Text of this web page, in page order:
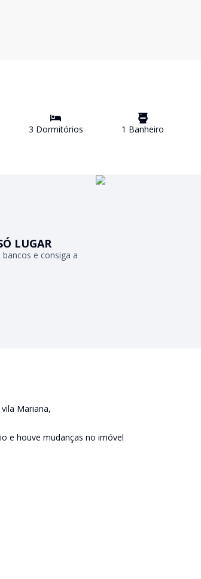
3 Dormitórios 1 Banheiro
LUGAR
e consiga a
Mariana,
e houve mudanças no imóvel